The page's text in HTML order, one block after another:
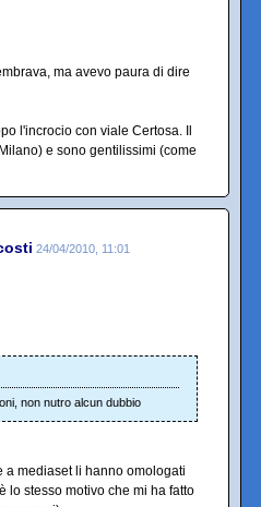
ma avevo paura di dire
l'incrocio con viale Certosa. Il
e sono gentilissimi (come
24/04/2010, 11:01
non nutro alcun dubbio
a mediaset li hanno omologati
lo stesso motivo che mi ha fatto